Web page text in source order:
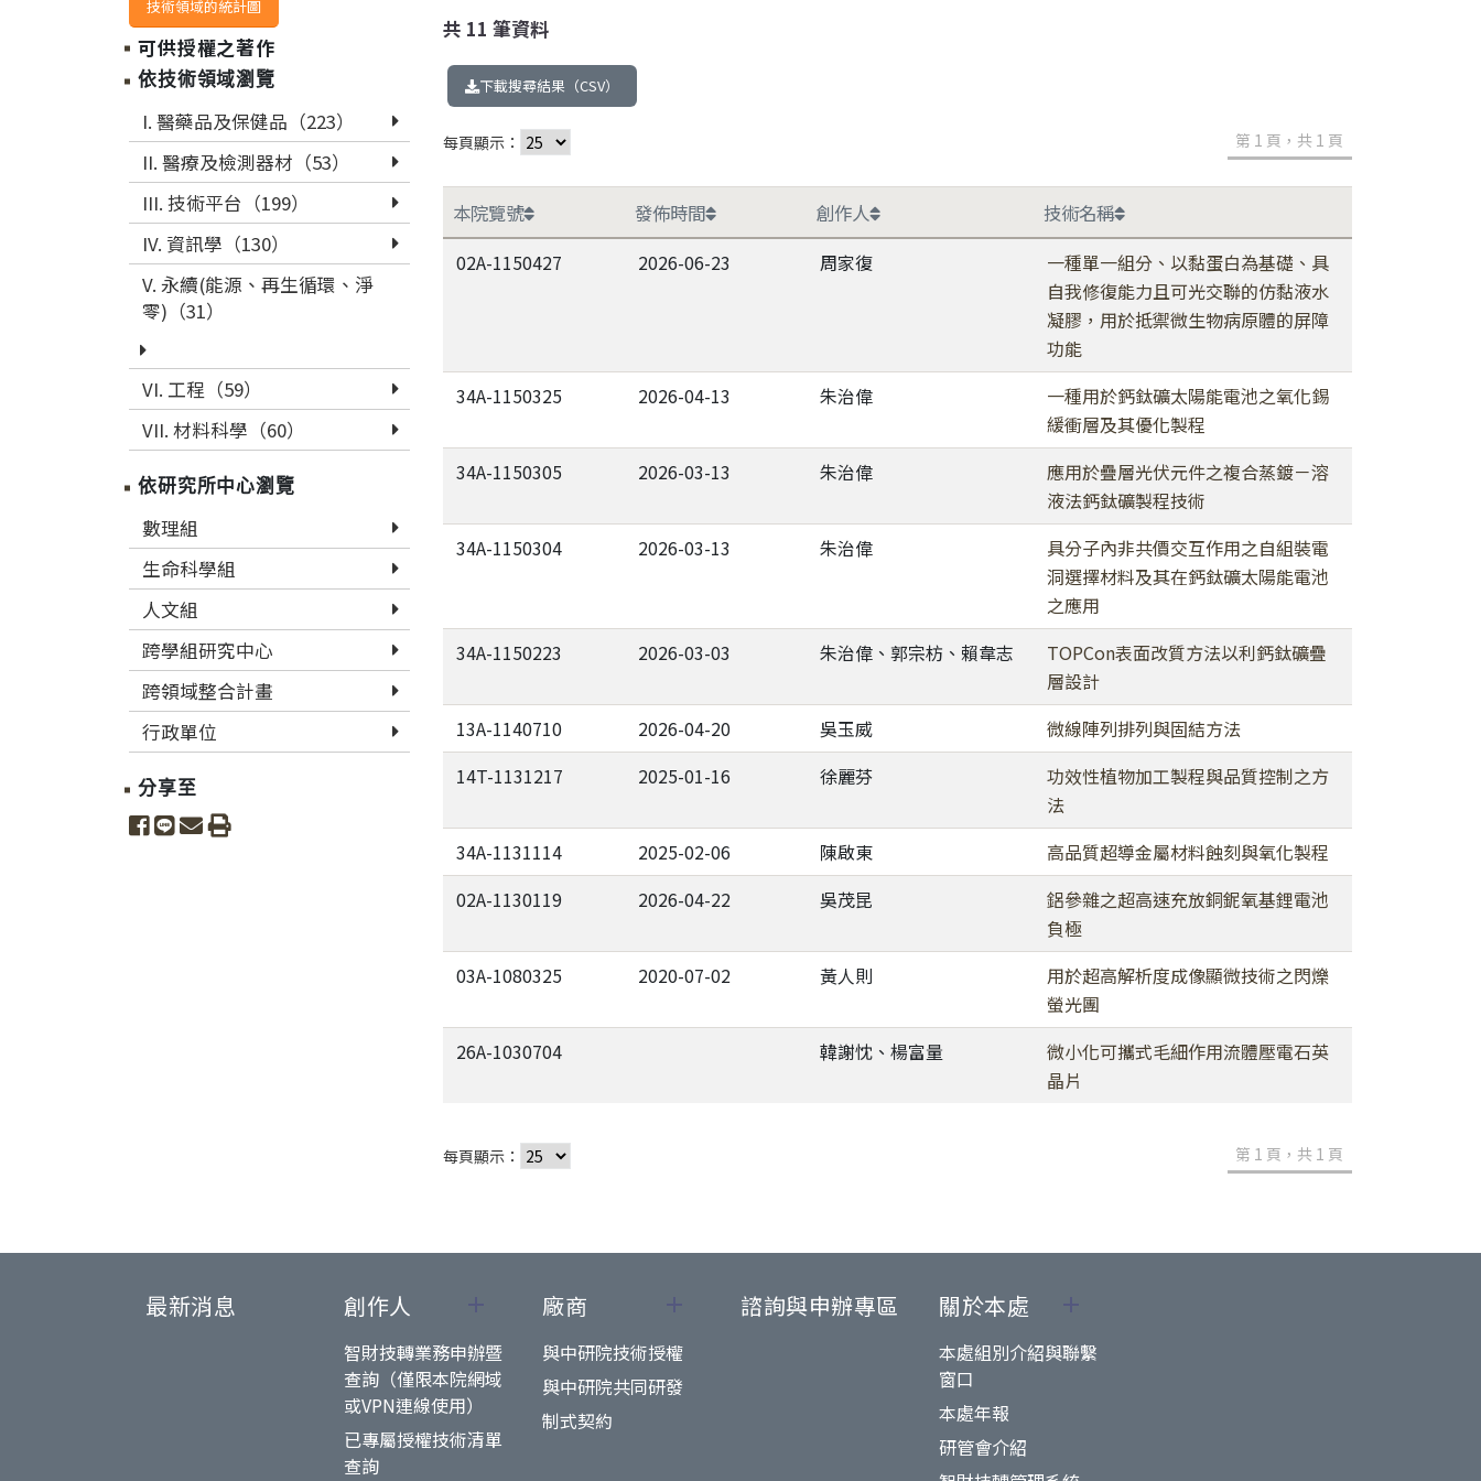
技術領域的統計圖
可供授權之著作
依技術領域瀏覽
I. 醫藥品及保健品（223）
II. 醫療及檢測器材（53）
III. 技術平台（199）
IV. 資訊學（130）
V. 永續(能源、再生循環、淨
零)（31）
VI. 工程（59）
VII. 材料科學（60）
依研究所中心瀏覽
數理組
生命科學組
人文組
跨學組研究中心
跨領域整合計畫
行政單位
分享至
share to facebook
share to line
share to email
print
共 11 筆資料
下載搜尋結果（CSV）
每頁顯示： 第 1 頁，共 1 頁
本院覽號 發佈時間 創作人
技術名稱
02A-1150427
2026-06-23 周家復
一種單一組分、以黏蛋白為基礎、具
自我修復能力且可光交聯的仿黏液水
凝膠，用於抵禦微生物病原體的屏障
功能
34A-1150325
2026-04-13 朱治偉
一種用於鈣鈦礦太陽能電池之氧化錫
緩衝層及其優化製程
34A-1150305
2026-03-13 朱治偉
應用於疊層光伏元件之複合蒸鍍－溶
液法鈣鈦礦製程技術
34A-1150304
2026-03-13 朱治偉
具分子內非共價交互作用之自組裝電
洞選擇材料及其在鈣鈦礦太陽能電池
之應用
34A-1150223
2026-03-03 朱治偉、郭宗枋、賴韋志
TOPCon表面改質方法以利鈣鈦礦疊
層設計
13A-1140710
2026-04-20 吳玉威
微線陣列排列與固結方法
14T-1131217
2025-01-16 徐麗芬
功效性植物加工製程與品質控制之方
法
34A-1131114
2025-02-06 陳啟東
高品質超導金屬材料蝕刻與氧化製程
02A-1130119
2026-04-22 吳茂昆
鋁參雜之超高速充放銅鈮氧基鋰電池
負極
03A-1080325
2020-07-02 黃人則
用於超高解析度成像顯微技術之閃爍
螢光團
26A-1030704
韓謝忱、楊富量
微小化可攜式毛細作用流體壓電石英
晶片
每頁顯示： 第 1 頁，共 1 頁
最新消息 創作人
智財技轉業務申辦暨
查詢（僅限本院網域
或VPN連線使用）
已專屬授權技術清單
查詢
廠商
與中研院技術授權
與中研院共同研發
制式契約
諮詢與申辦專區 關於本處
本處組別介紹與聯繫
窗口
本處年報
研管會介紹